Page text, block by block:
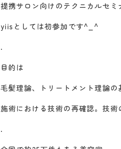
提携サロン向けのテクニカルセミ
yiisとしては初参加です^_^
.
目的は
毛髪理論、トリートメント理論の
施術における技術の再確認。技術
.